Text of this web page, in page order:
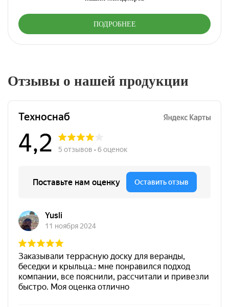
ПОДРОБНЕЕ
Отзывы о нашей продукции